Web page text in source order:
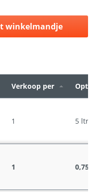
winkelmandje
Verkoop per Opties
1 5 ltr.
1 0,75